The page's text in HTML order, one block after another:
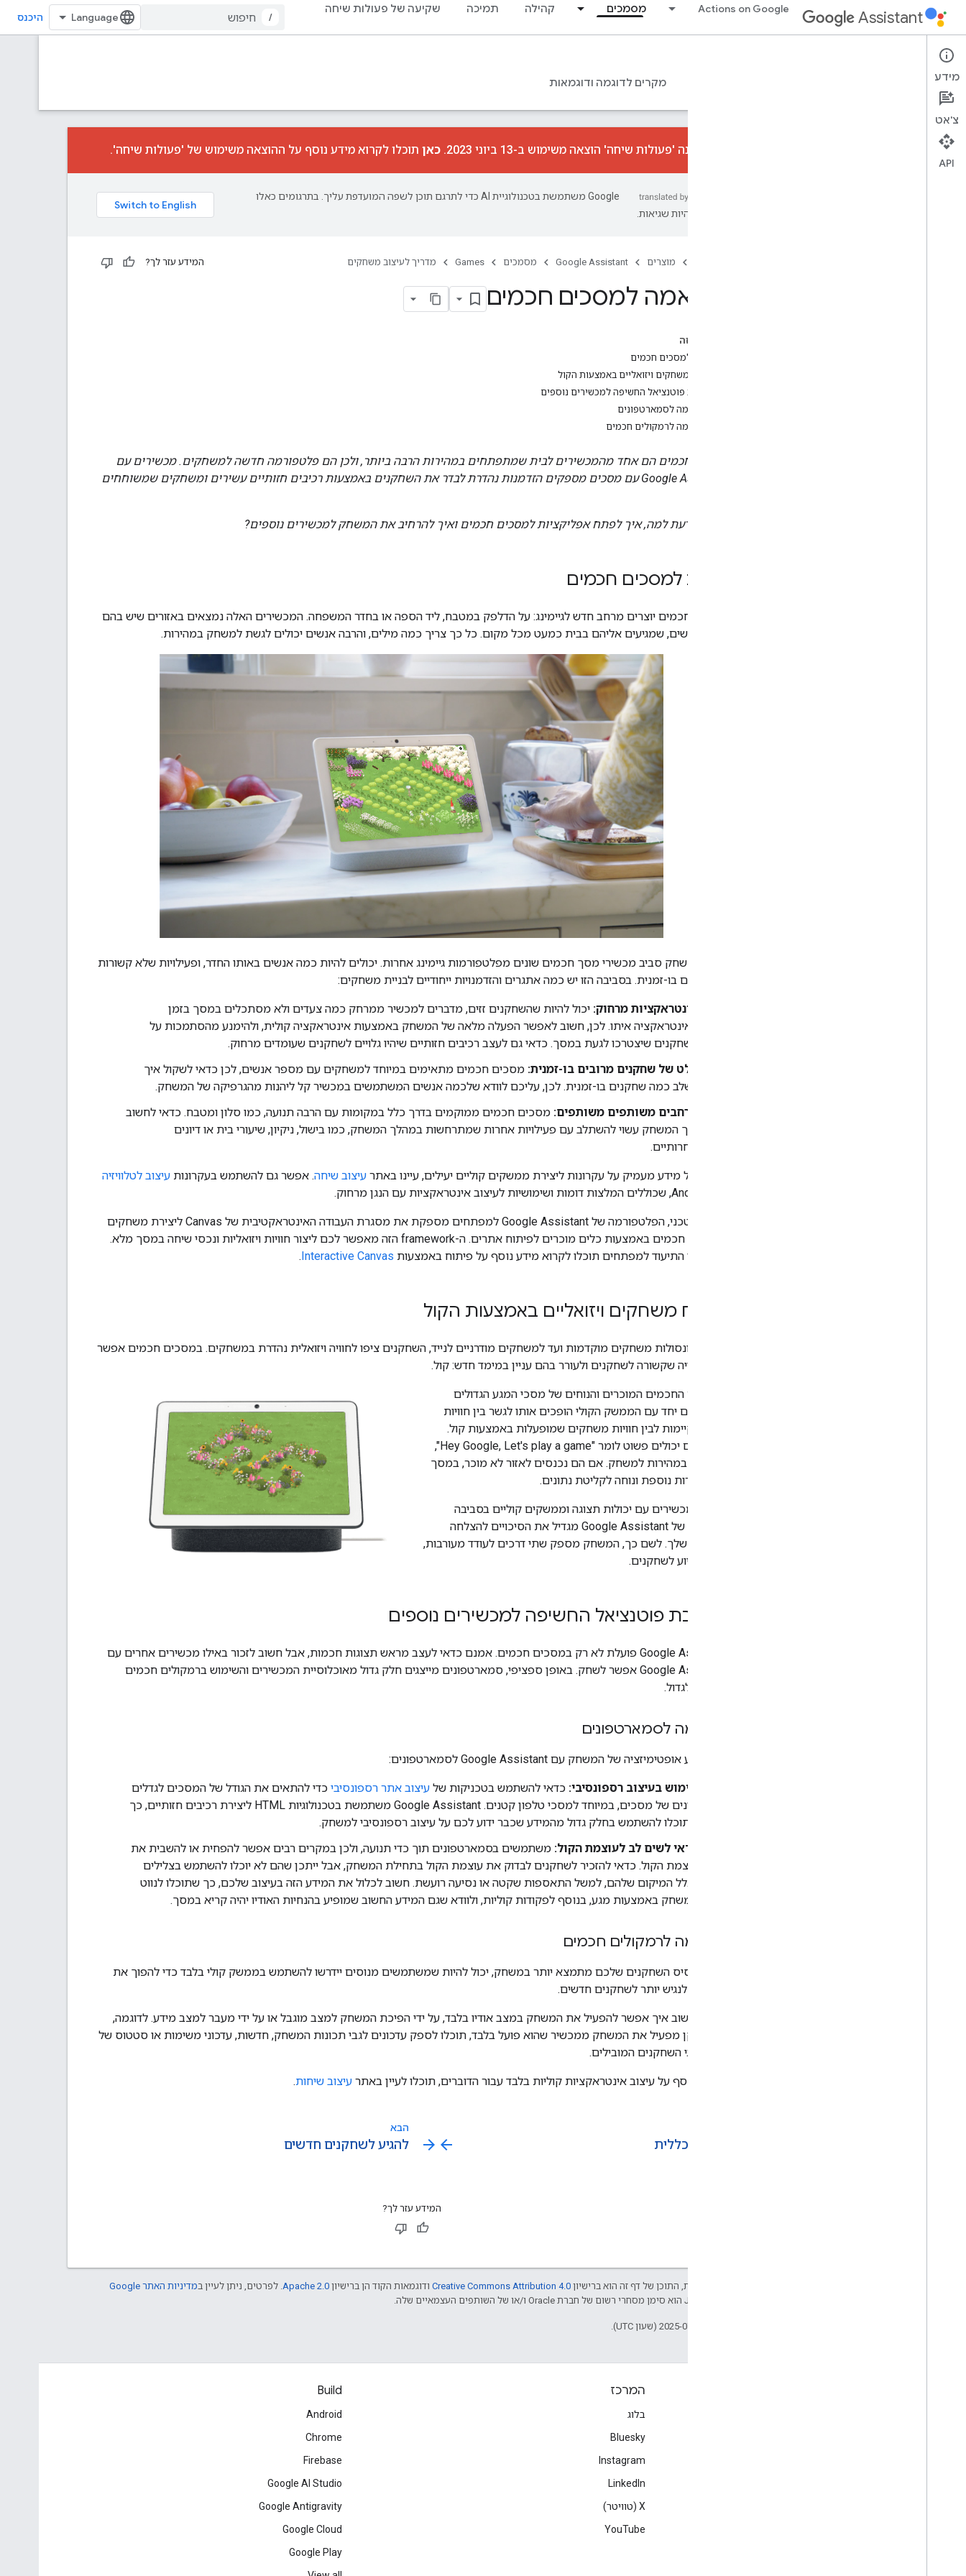
Assistant
Actions on Google מסמכים קהילה תמיכה שקיעה של פעולות שיחה
/ היכנס
Games
דף הבית מקרים לדוגמה ודוגמאות
התכונה 'פעולות שיחה' הוצאה משימוש ב-13 ביוני 2023. כאן תוכלו לקרוא מידע נוסף על ההוצאה משימוש של 'פעולות שיחה'.
‫Google משתמשת בטכנולוגיית AI כדי לתרגם תוכן לשפה המועדפת עליך. בתרגומים כאלו
עשויות להיות שגיאות.
מוצרים Google Assistant מסמכים Games מדריך לעיצוב משחקים המידע עזר לך?
התאמה למסכים חכמים
בדף הזה
עיצוב למסכים חכמים
פיתוח משחקים ויזואליים באמצעות הקול
הרחבת פוטנציאל החשיפה למכשירים נוספים
התאמה לסמארטפונים
התאמה לרמקולים חכמים
מסכים חכמים הם אחד מהמכשירים לבית שמתפתחים במהירות הרבה ביותר, ולכן הם פלטפורמה חדשה למשחקים. מכשירים עם
Google Assistant עם מסכים מספקים הזדמנות נהדרת לבדר את השחקנים באמצעות רכיבים חזותיים עשירים ומשחקים שמשוחחים
רוצים לדעת למה, איך לפתח אפליקציות למסכים חכמים ואיך להרחיב את המשחק למכשירים נוספים?
עיצוב למסכים חכמים
מסכים חכמים יוצרים מרחב חדש לגיימינג: על הדלפק במטבח, ליד הספה או בחדר המשפחה. המכשירים האלה נמצאים באזורים שיש בהם
הרבה אנשים, שמגיעים אליהם בבית כמעט מכל מקום. כל כך צריך כמה מילים, והרבה אנשים יכולים לגשת למשחק במהירות.
אזורי המשחק סביב מכשירי מסך חכמים שונים מפלטפורמות גיימינג אחרות. יכולים להיות כמה אנשים באותו החדר, ופעילויות שלא קשורות
למשחקים בו-זמנית. בסביבה הזו יש כמה אתגרים והזדמנויות ייחודיים לבניית משחקים:
אינטראקציות מרחוק: יכול להיות שהשחקנים זזים, מדברים למכשיר ממרחק כמה צעדים ולא מסתכלים במסך בזמן
האינטראקציה איתו. לכן, חשוב לאפשר הפעלה מלאה של המשחק באמצעות אינטראקציה קולית, ולהימנע מהסתמכות על
השחקנים שיצטרכו לגעת במסך. כדאי גם לעצב רכיבים חזותיים שיהיו גלויים לשחקנים שעומדים מרחוק.
קלט של שחקנים מרובים בו-זמנית: מסכים חכמים מתאימים במיוחד למשחקים עם מספר אנשים, לכן כדאי לשקול איך
לשלב כמה שחקנים בו-זמנית. לכן, עליכם לוודא שלכמה אנשים המשתמשים במכשיר קל ליהנות מהגרפיקה של המשחק.
מרחבים משותפים משותפים: מסכים חכמים ממוקמים בדרך כלל במקומות עם הרבה תנועה, כמו סלון ומטבח. כדאי לחשוב
איך המשחק עשוי להשתלב עם פעילויות אחרות שמתרחשות במהלך המשחק, כמו בישול, ניקיון, שיעורי בית או דיונים
תחרותיים.
כדי לקבל מידע מעמיק על עקרונות ליצירת ממשקים קוליים יעילים, עיינו באתר עיצוב שיחה. אפשר גם להשתמש בעקרונות עיצוב לטלוויזיה
מהצד הטכני, הפלטפורמה של Google Assistant למפתחים מספקת את מסגרת העבודה האינטראקטיבית של Canvas ליצירת משחקים
למסכים חכמים באמצעות כלים מוכרים לפיתוח אתרים. ה-framework הזה מאפשר לכם ליצור חוויות ויזואליות ונכסי שיחה במסך מלא.
במסמכי התיעוד למפתחים תוכלו לקרוא מידע נוסף על פיתוח באמצעות Interactive Canvas
.
פיתוח משחקים ויזואליים באמצעות הקול
החל מקונסולות משחקים מוקדמות ועד למשחקים מודרניים לנייד, השחקנים ציפו לחוויה ויזואלית נהדרת במשחקים. במסכים חכמים אפשר
ליצור חוויה שקשורה לשחקנים ולעורר בהם עניין במימד חדש: קול.
המסכים החכמים המוכרים והנוחים של מסכי המגע הגדולים
והמזמינים יחד עם הממשק הקולי הופכים אותו לגשר בין חוויות
משחק קיימות לבין חוויות משחקים שמופעלות באמצעות קול.
השחקנים יכולים פשוט לומר "Hey Google, Let's play a game",
ולהיכנס במהירות למשחק. אם הם נכנסים לאזור לא מוכר, במסך
יש אפשרות נוספת ונוחה לקליטת נתונים.
טירגוט מכשירים עם יכולות תצוגה וממשקים קוליים בסביבה
העסקית של Google Assistant מגדיל את הסיכויים להצלחה
במשחק שלך. לשם כך, המשחק מספק שתי דרכים לעודד מעורבות,
בידור וסיוע לשחקנים.
הרחבת פוטנציאל החשיפה למכשירים נוספים
Google Assistant פועלת לא רק במסכים חכמים. אמנם כדאי לעצב מראש תצוגות חכמות, אבל חשוב לזכור באילו מכשירים אחרים עם
Google Assistant אפשר לשחק. באופן ספציפי, סמארטפונים מייצגים חלק גדול מאוכלוסיית המכשירים והשימוש ברמקולים חכמים
ממשיך לגדול.
התאמה לסמארטפונים
כדי לבצע אופטימיזציה של המשחק עם Google Assistant לסמארטפונים:
שימוש בעיצוב רספונסיבי: כדאי להשתמש בטכניקות של עיצוב אתר רספונסיבי כדי להתאים את הגודל של המסכים לגדלים
שונים של מסכים, במיוחד למסכי טלפון קטנים. Google Assistant משתמשת בטכנולוגיות HTML ליצירת רכיבים חזותיים, כך
שתוכלו להשתמש בחלק גדול מהמידע שכבר ידוע לכם על עיצוב רספונסיבי למשחק.
כדאי לשים לב לעוצמת הקול: משתמשים בסמארטפונים תוך כדי תנועה, ולכן במקרים רבים אפשר להפחית או להשבית את
עוצמת הקול. כדאי להזכיר לשחקנים לבדוק את עוצמת הקול בתחילת המשחק, אבל ייתכן שהם לא יוכלו להשתמש בצלילים
בגלל המיקום שלהם, למשל התאספות שקטה או נסיעה רועשת. חשוב לכלול את המידע הזה בעיצוב שלכם, כך שתוכלו לנווט
במשחק באמצעות מגע, בנוסף לפקודות קוליות, ולוודא שגם המידע החשוב שמופיע בהנחיות האודיו יהיה קריא במסך.
התאמה לרמקולים חכמים
ככל שבסיס השחקנים שלכם מתמצא יותר במשחק, יכול להיות שמשתמשים מנוסים יידרשו להשתמש בממשק קולי בלבד כדי להפוך את
המשחק לנגיש יותר לשחקנים חדשים.
כדאי לחשוב איך אפשר להפעיל את המשחק במצב אודיו בלבד, על ידי הפיכת המשחק למצב מוגבל או על ידי מעבר למצב מידע. לדוגמה,
אם שחקן מפעיל את המשחק ממכשיר שהוא פועל בלבד, תוכלו לספק עדכונים לגבי תכונות המשחק, חדשות, עדכוני משימות או סטטוס של
לוח הישגי השחקנים המובילים.
למידע נוסף על עיצוב אינטראקציות קוליות בלבד עבור הדוברים, תוכלו לעיין באתר עיצוב שיחות.
arrow_back סקירה כללית
הבא
להגיע לשחקנים חדשים arrow_forward
המידע עזר לך?
אלא אם צוין אחרת, התוכן של דף זה הוא ברישיון Creative Commons Attribution 4.0 ודוגמאות הקוד הן ברישיון Apache 2.0 . לפרטים, ניתן לעיין ב
מדיניות האתר Google
המרכז
בלוג
Bluesky
Instagram
LinkedIn
‫X (טוויטר)
YouTube
Build
Android
Chrome
Firebase
Google AI Studio
Google Antigravity
Google Cloud
Google Play
מידע
צ'אט
API